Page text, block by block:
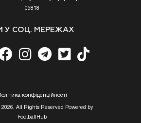
05818
У СОЦ. МЕРЕЖАХ
Полiтика конфiденцiйностi
All Rights Reserved Powered by
FootballHub